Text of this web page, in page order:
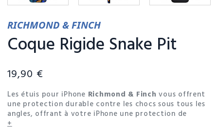
RICHMOND & FINCH
Coque Rigide Snake Pit
19,90 €
Les étuis pour iPhone Richmond & Finch vous offrent
une protection durable contre les chocs sous tous les
angles, offrant à votre iPhone une protection de
qualité militaire. Choisissez parmi une variété de
+